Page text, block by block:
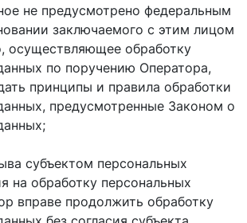
не предусмотрено федеральным
заключаемого с этим лицом
осуществляющее обработку
по поручению Оператора,
принципы и правила обработки
предусмотренные Законом о
субъектом персональных
на обработку персональных
вправе продолжить обработку